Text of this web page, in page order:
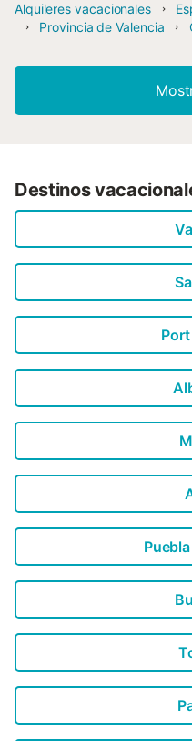
Alquileres vacacionales
Provincia de Valencia
Destinos